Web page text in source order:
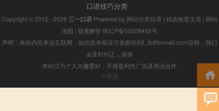
口语技巧分类
Copyright © 2012 - 2026 三一口语 Powered by 网站分类目录 | 精选推荐文章 | 网站
地图 | 疑难解答 陕ICP备05009492号
声明：本站内容来自互联网，如信息有错误可发邮件到f_fb#foxmail.com说明，我们
会及时纠正，谢谢
本站仅为个人兴趣爱好，不接盈利性广告及商业合作
小男孩